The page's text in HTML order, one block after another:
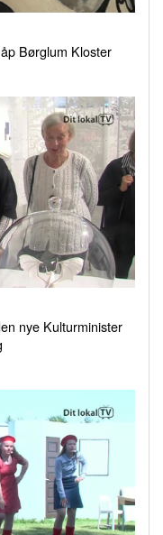
Børglum Kloster
nye Kulturminister